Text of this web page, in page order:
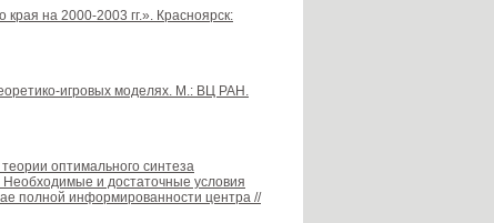
на 2000-2003 гг.». Красноярск:
игровых моделях. М.: ВЦ РАН.
оптимального синтеза
и достаточные условия
полной информированности центра //